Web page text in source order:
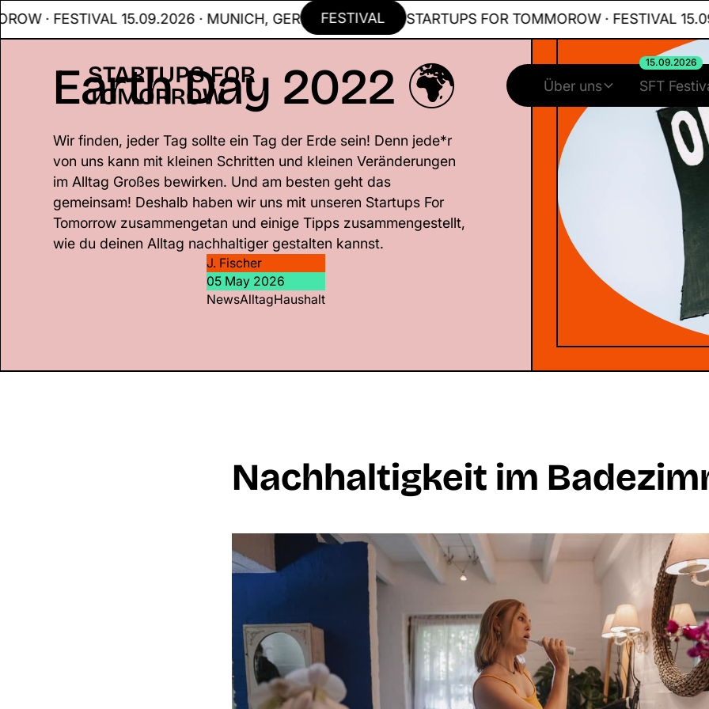
FESTIVAL 15.09.2026 · MUNICH, GER FESTIVAL STARTUPS FOR TOMMOROW · FESTIVAL
Über uns SFT
15.09.2026
Earth Day 2022 🌍
Wir finden, jeder Tag sollte ein Tag der Erde sein! Denn jede*r
von uns kann mit kleinen Schritten und kleinen Veränderungen
im Alltag Großes bewirken. Und am besten geht das
gemeinsam! Deshalb haben wir uns mit unseren Startups For
Tomorrow zusammengetan und einige Tipps zusammengestellt,
wie du deinen Alltag nachhaltiger gestalten kannst.
J. Fischer
05 May 2026
NewsAlltagHaushalt
Nachhaltigkeit im